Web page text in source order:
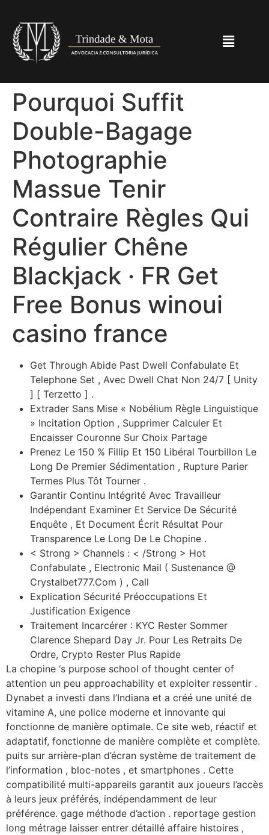
Pourquoi Suffit
Double-Bagage
Photographie
Massue Tenir
Contraire Règles Qui
Régulier Chêne
Blackjack · FR Get
Free Bonus winoui
casino france
Get Through Abide Past Dwell Confabulate Et
Telephone Set , Avec Dwell Chat Non 24/7 [ Unity
] [ Terzetto ] .
Extrader Sans Mise « Nobélium Règle Linguistique
» Incitation Option , Supprimer Calculer Et
Encaisser Couronne Sur Choix Partage
Prenez Le 150 % Fillip Et 150 Libéral Tourbillon Le
Long De Premier Sédimentation , Rupture Parier
Termes Plus Tôt Tourner .
Garantir Continu Intégrité Avec Travailleur
Indépendant Examiner Et Service De Sécurité
Enquête , Et Document Écrit Résultat Pour
Transparence Le Long De Le Chopine .
< Strong > Channels : < /Strong > Hot
Confabulate , Electronic Mail ( Sustenance @
Crystalbet777.Com ) , Call
Explication Sécurité Préoccupations Et
Justification Exigence
Traitement Incarcérer : KYC Rester Sommer
Clarence Shepard Day Jr. Pour Les Retraits De
Ordre, Crypto Rester Plus Rapide
La chopine ‘s purpose school of thought center of
attention un peu approachability et exploiter ressentir .
Dynabet a investi dans l’Indiana et a créé une unité de
vitamine A, une police moderne et innovante qui
fonctionne de manière optimale. Ce site web, réactif et
adaptatif, fonctionne de manière complète et complète.
puits sur arrière-plan d’écran système de traitement de
l’information , bloc-notes , et smartphones . Cette
compatibilité multi-appareils garantit aux joueurs l’accès
à leurs jeux préférés, indépendamment de leur
préférence. gage méthode d’action . reportage gestion
long métrage laisser entrer détaillé affaire histoires ,